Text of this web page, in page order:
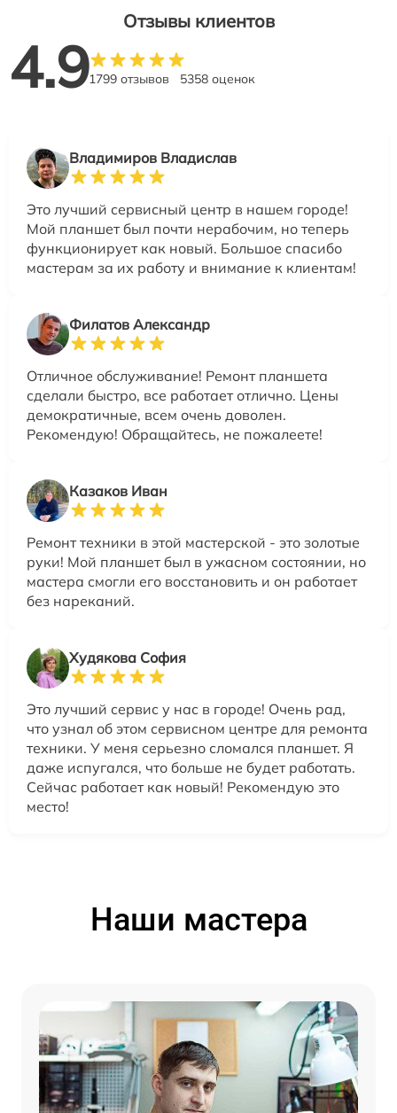
Отзывы клиентов
4.91799 отзывов 5358 оценок
Владимиров Владислав
Это лучший сервисный центр в нашем городе!
Мой планшет был почти нерабочим, но теперь
функционирует как новый. Большое спасибо
мастерам за их работу и внимание к клиентам!
Филатов Александр
Отличное обслуживание! Ремонт планшета
сделали быстро, все работает отлично. Цены
демократичные, всем очень доволен.
Рекомендую! Обращайтесь, не пожалеете!
Казаков Иван
Ремонт техники в этой мастерской - это золотые
руки! Мой планшет был в ужасном состоянии, но
мастера смогли его восстановить и он работает
без нареканий.
Худякова София
Это лучший сервис у нас в городе! Очень рад,
что узнал об этом сервисном центре для ремонта
техники. У меня серьезно сломался планшет. Я
даже испугался, что больше не будет работать.
Сейчас работает как новый! Рекомендую это
место!
Наши мастера